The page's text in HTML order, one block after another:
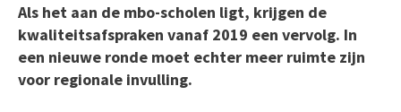
Als het aan de mbo-scholen ligt, krijgen de
kwaliteitsafspraken vanaf 2019 een vervolg. In
een nieuwe ronde moet echter meer ruimte zijn
voor regionale invulling.